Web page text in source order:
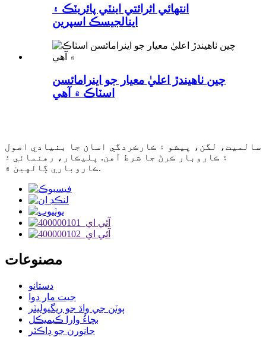
انتهائي اثرائتي اينٽي پائريٽڪ ۽
اينالجيسڪ اسپرين
چين ٺاهيندڙ اعليٰ معيار جو اينرامائسن
اسٽاڪ ۾ آهي
سالميت، لگن، پيشو ۽ ڪارڪردگي اسان جا بنيادي اصول
۽ ڪاروبار ڪرڻ جا شرط آهن. ڀليڪار، رهنمائي ۽
ڪاروباري ڳالهين ۾.
مصنوعات
دستانو
جيت مار دوا
ٻوٽن جي واڌ جو ريگيوليٽر
بچاءُ وارا ڪيميڪل
جانورن جو ڊاڪٽر